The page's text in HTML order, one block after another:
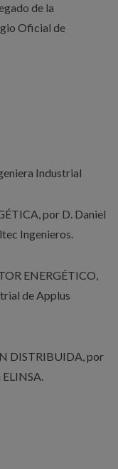
de la
Oficial de
Industrial
por D. Daniel
Ingenieros.
ENERGÉTICO,
de Applus
DISTRIBUIDA, por
ELINSA.